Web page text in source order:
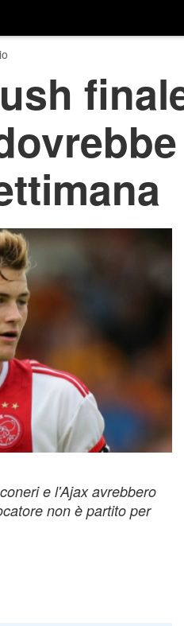
e l'Ajax avrebbero
non è partito per